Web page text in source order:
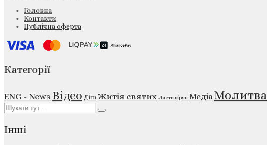
Головна
Контакти
Публічна оферта
Категорії
ENG - News Відео Діти Житія святих Листи вірян Медіа Молитва
Інші